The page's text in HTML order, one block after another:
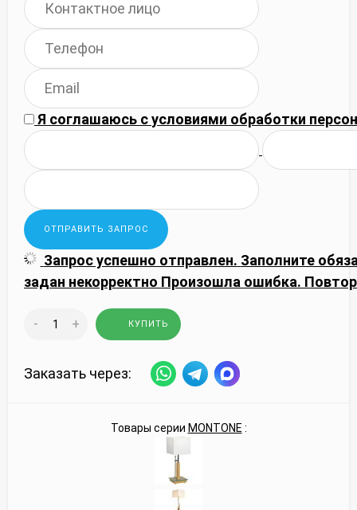
Я соглашаюсь сусловиями обработки
Запрос успешно отправлен. Заполните
задан некорректно Произошла ошибка.
- + КУПИТЬ
Заказать через:
Товары серии MONTONE :